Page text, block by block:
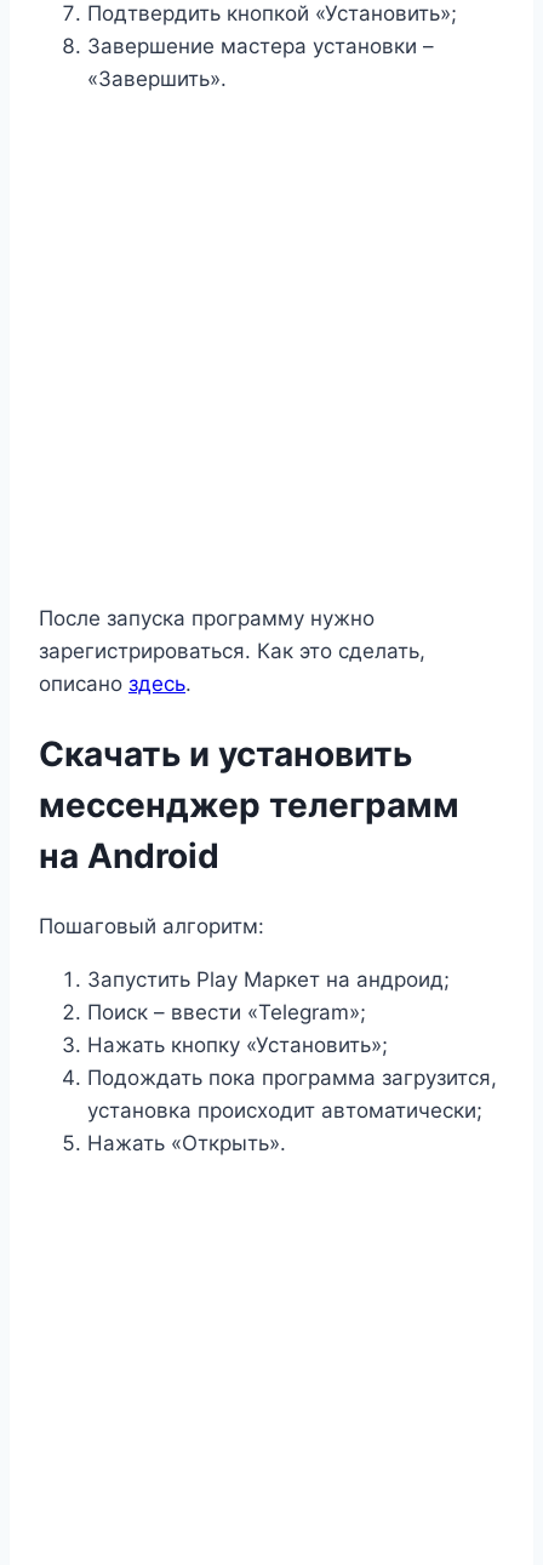
Подтвердить кнопкой «Установить»;
Завершение мастера установки –
«Завершить».
После запуска программу нужно
зарегистрироваться. Как это сделать,
описано здесь.
Скачать и установить
мессенджер телеграмм
на Android
Пошаговый алгоритм:
Запустить Play Маркет на андроид;
Поиск – ввести «Telegram»;
Нажать кнопку «Установить»;
Подождать пока программа загрузится,
установка происходит автоматически;
Нажать «Открыть».